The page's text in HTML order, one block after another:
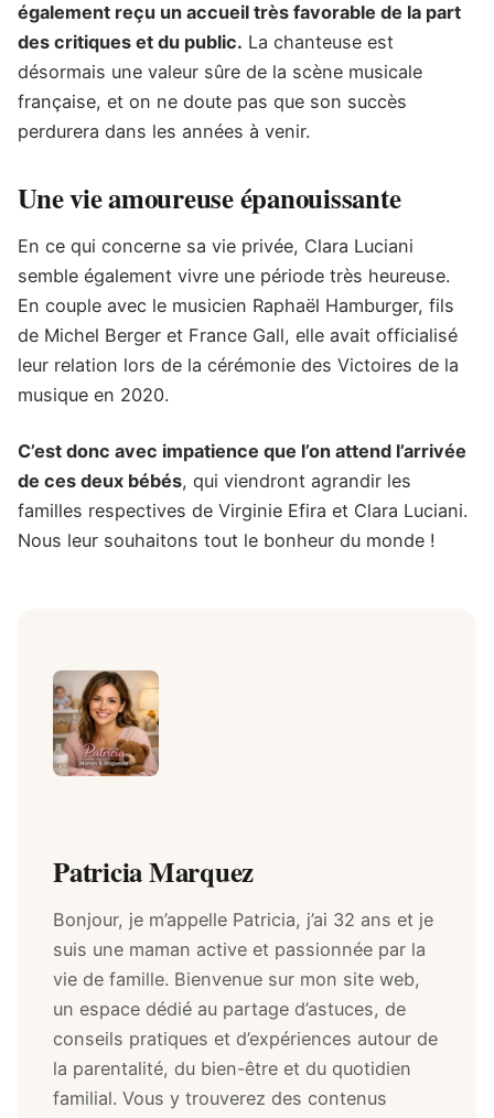
également reçu un accueil très favorable de la part
des critiques et du public. La chanteuse est
désormais une valeur sûre de la scène musicale
française, et on ne doute pas que son succès
perdurera dans les années à venir.
Une vie amoureuse épanouissante
En ce qui concerne sa vie privée, Clara Luciani
semble également vivre une période très heureuse.
En couple avec le musicien Raphaël Hamburger, fils
de Michel Berger et France Gall, elle avait officialisé
leur relation lors de la cérémonie des Victoires de la
musique en 2020.
C’est donc avec impatience que l’on attend l’arrivée
de ces deux bébés, qui viendront agrandir les
familles respectives de Virginie Efira et Clara Luciani.
Nous leur souhaitons tout le bonheur du monde !
Patricia Marquez
Bonjour, je m’appelle Patricia, j’ai 32 ans et je
suis une maman active et passionnée par la
vie de famille. Bienvenue sur mon site web,
un espace dédié au partage d’astuces, de
conseils pratiques et d’expériences autour de
la parentalité, du bien-être et du quotidien
familial. Vous y trouverez des contenus